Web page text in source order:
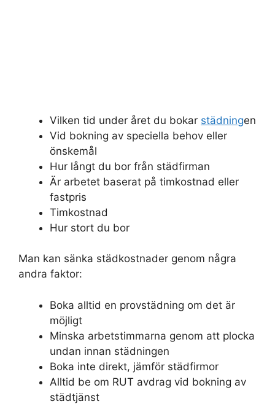
Vilken tid under året du bokar städningen
Vid bokning av speciella behov eller
önskemål
Hur långt du bor från städfirman
Är arbetet baserat på timkostnad eller
fastpris
Timkostnad
Hur stort du bor
Man kan sänka städkostnader genom några
andra faktor:
Boka alltid en provstädning om det är
möjligt
Minska arbetstimmarna genom att plocka
undan innan städningen
Boka inte direkt, jämför städfirmor
Alltid be om RUT avdrag vid bokning av
städtjänst